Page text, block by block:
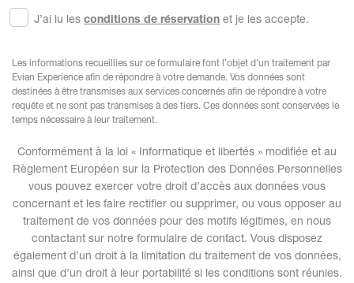
J’ai lu les conditions de réservation et je les accepte.
Les informations recueillies sur ce formulaire font l’objet d’un traitement par
Evian Experience afin de répondre à votre demande. Vos données sont
destinées à être transmises aux services concernés afin de répondre à votre
requête et ne sont pas transmises à des tiers. Ces données sont conservées le
temps nécessaire à leur traitement.
Conformément à la loi « Informatique et libertés » modifiée et au
Règlement Européen sur la Protection des Données Personnelles
vous pouvez exercer votre droit d’accès aux données vous
concernant et les faire rectifier ou supprimer, ou vous opposer au
traitement de vos données pour des motifs légitimes, en nous
contactant sur notre formulaire de contact. Vous disposez
également d’un droit à la limitation du traitement de vos données,
ainsi que d’un droit à leur portabilité si les conditions sont réunies.